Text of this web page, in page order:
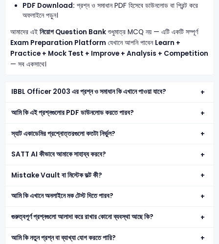
PDF Download: প্রশ্ন ও সমাধান PDF হিসেবে ডাউনলোড বা প্রিন্ট করে
অফলাইনে পড়ুন।
আমাদের এই নিয়োগ Question Bankশুধুমাত্র MCQ নয় — এটি একটি সম্পূর্ণ
Exam Preparation Platform যেখানে আপনি পাবেন Learn +
Practice + Mock Test + Improve + Analysis + Competition
— সব একসাথে।
IBBL Officer 2003 এর প্রশ্ন ও সমাধান কি এখানে পাওয়া যাবে?
আমি কি এই প্রশ্নগুলোর PDF ডাউনলোড করতে পারব?
স্যাট একাডেমির প্রশ্নোত্তরগুলো কতটা নির্ভুল?
SATT AI কীভাবে আমাকে সাহায্য করবে?
Mistake Vault বা মিস্টেক ভল্ট কী?
আমি কি এখানে অনলাইনে মক টেস্ট দিতে পারব?
গুরুত্বপূর্ণ প্রশ্নগুলো আলাদা করে রাখার কোনো ব্যবস্থা আছে কি?
আমি কি নতুন প্রশ্ন বা ব্যাখ্যা যোগ করতে পারি?